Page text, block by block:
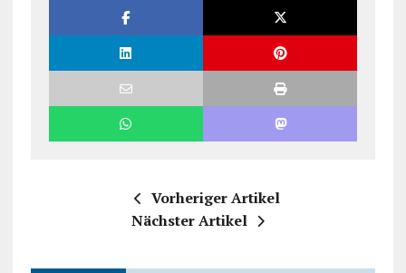
Vorheriger Artikel
Nächster Artikel